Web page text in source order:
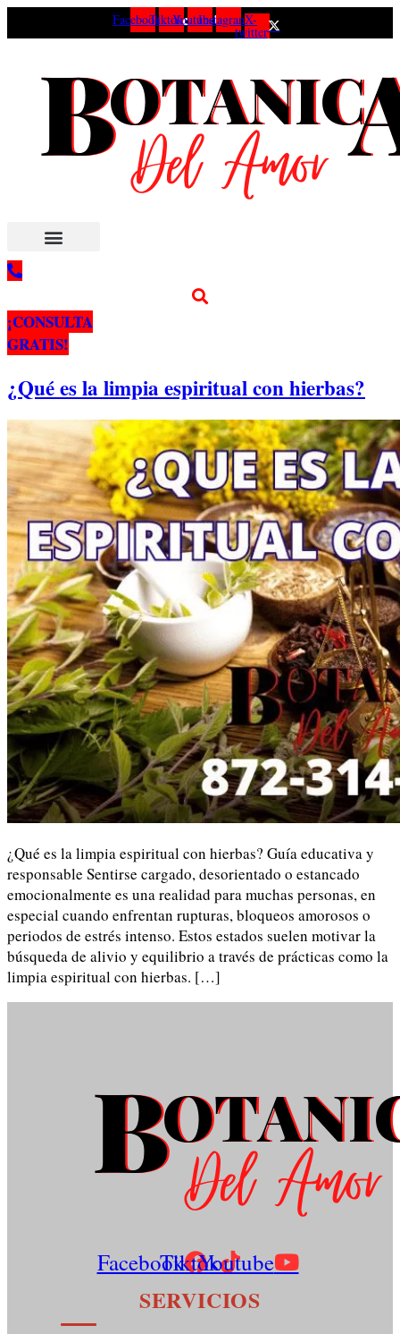
al
FacebookTiktokYoutubeInstagramX-
twitter
¡CONSULTA
GRATIS!
¿Qué es la limpia espiritual con hierbas?
¿Qué es la limpia espiritual con hierbas? Guía educativa y
responsable Sentirse cargado, desorientado o estancado
emocionalmente es una realidad para muchas personas, en
especial cuando enfrentan rupturas, bloqueos amorosos o
periodos de estrés intenso. Estos estados suelen motivar la
búsqueda de alivio y equilibrio a través de prácticas como la
limpia espiritual con hierbas. […]
FacebookTiktokYoutube
SERVICIOS